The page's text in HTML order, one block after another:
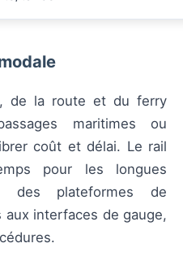
de la route et du ferry
maritimes ou
coût et délai. Le rail
pour les longues
des plateformes de
interfaces de gauge,